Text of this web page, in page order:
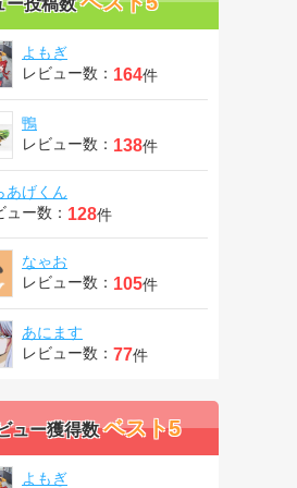
ー投稿数
よもぎ
レビュー数： 164件
鴨
レビュー数： 138件
あげくん
ュー数： 128件
なゃお
レビュー数： 105件
あにます
レビュー数： 77件
ュー獲得数ベスト5
よもぎ